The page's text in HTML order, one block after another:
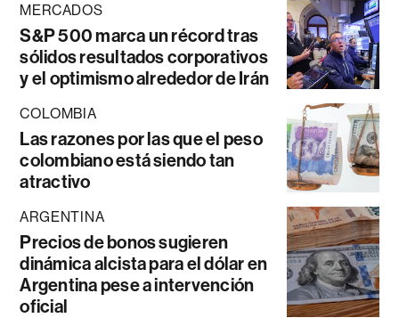
MERCADOS
S&P 500 marca un récord tras
sólidos resultados corporativos
y el optimismo alrededor de Irán
COLOMBIA
Las razones por las que el peso
colombiano está siendo tan
atractivo
ARGENTINA
Precios de bonos sugieren
dinámica alcista para el dólar en
Argentina pese a intervención
oficial